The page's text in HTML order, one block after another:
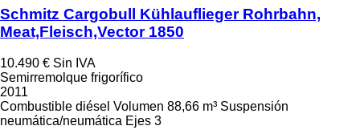
Schmitz Cargobull Kühlauflieger Rohrbahn,
Meat,Fleisch,Vector 1850
10.490 € Sin IVA
Semirremolque frigorífico
2011
Combustible diésel Volumen 88,66 m³ Suspensión
neumática/neumática Ejes 3